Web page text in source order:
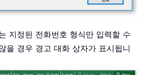
지정된 전화번호 형식만 입력할 수
을 경우 경고 대화 상자가 표시됩니